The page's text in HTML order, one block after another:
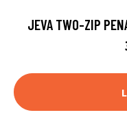
JEVA TWO-ZIP